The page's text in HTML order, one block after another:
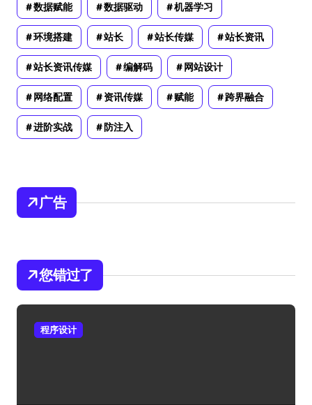
数据赋能 数据驱动 机器学习
环境搭建 站长 站长传媒 站长资讯
站长资讯传媒 编解码 网站设计
网络配置 资讯传媒 赋能 跨界融合
进阶实战 防注入
广告
您错过了
程序设计